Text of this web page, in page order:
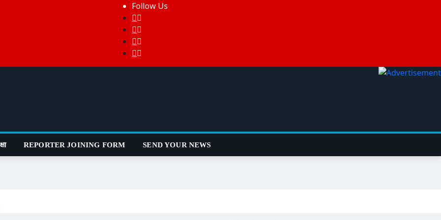
Follow Us
REPORTER JOINING FORM SEND YOUR NEWS